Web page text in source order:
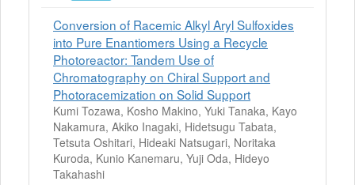
Conversion of Racemic Alkyl Aryl Sulfoxides
into Pure Enantiomers Using a Recycle
Photoreactor: Tandem Use of
Chromatography on Chiral Support and
Photoracemization on Solid Support
Kumi Tozawa, Kosho Makino, Yuki Tanaka, Kayo
Nakamura, Akiko Inagaki, Hidetsugu Tabata,
Tetsuta Oshitari, Hideaki Natsugari, Noritaka
Kuroda, Kunio Kanemaru, Yuji Oda, Hideyo
Takahashi